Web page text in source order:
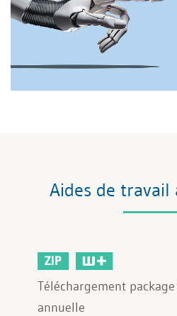
Aides de travail
ZIP
Téléchargement
annuelle